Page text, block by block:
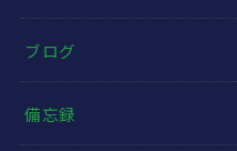
ブログ
備忘録